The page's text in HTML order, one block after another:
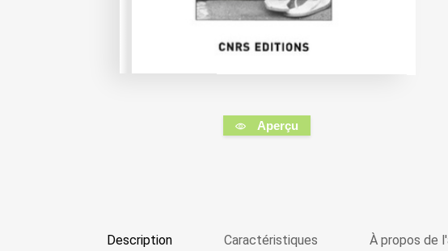
Aperçu
Description Caractéristiques À propos de